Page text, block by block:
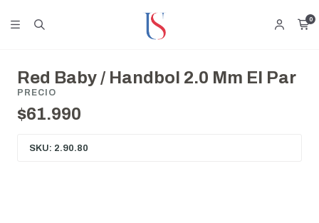
0
Red Baby / Handbol 2.0 Mm El Par
PRECIO
$61.990
SKU: 2.90.80